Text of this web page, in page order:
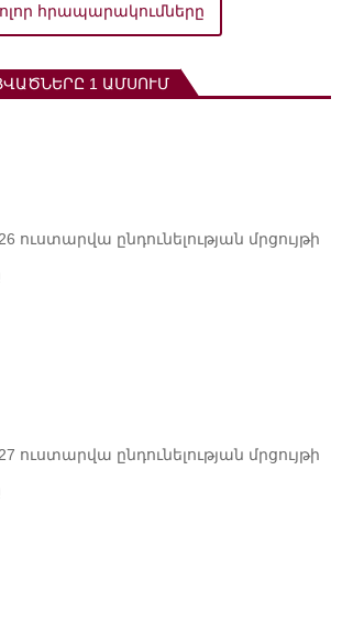
հրապարակումները
1 ԱՄՍՈՒՄ
ուստարվա ընդունելության մրցույթի
ուստարվա ընդունելության մրցույթի